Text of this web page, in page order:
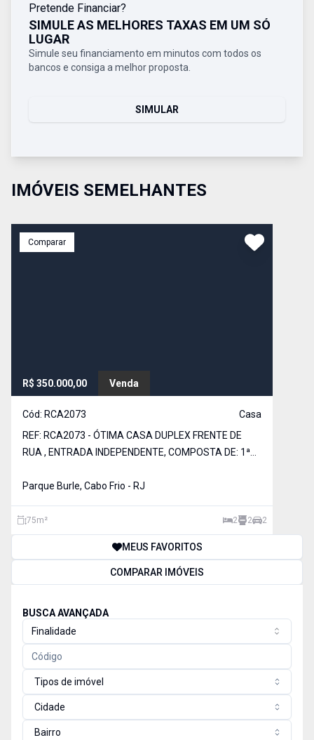
Pretende Financiar?
SIMULE AS MELHORES TAXAS EM UM SÓ
LUGAR
Simule seu financiamento em minutos com todos os
bancos e consiga a melhor proposta.
SIMULAR
IMÓVEIS SEMELHANTES
Comparar
R$ 350.000,00 Venda
Cód: RCA2073
Casa
REF: RCA2073 - ÓTIMA CASA DUPLEX FRENTE DE
RUA , ENTRADA INDEPENDENTE, COMPOSTA DE: 1ª
VARANDA, BANHEIRO SOCI
Parque Burle, Cabo Frio - RJ
75m² 2 2 2
MEUS FAVORITOS
COMPARAR IMÓVEIS
BUSCA AVANÇADA
Finalidade
Tipos de imóvel
Cidade
Bairro